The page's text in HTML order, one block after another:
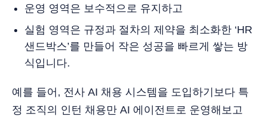
운영 영역은 보수적으로 유지하고
실험 영역은 규정과 절차의 제약을 최소화한 ‘HR
샌드박스’를 만들어 작은 성공을 빠르게 쌓는 방
식입니다.
예를 들어, 전사 AI 채용 시스템을 도입하기보다 특
정 조직의 인턴 채용만 AI 에이전트로 운영해보고